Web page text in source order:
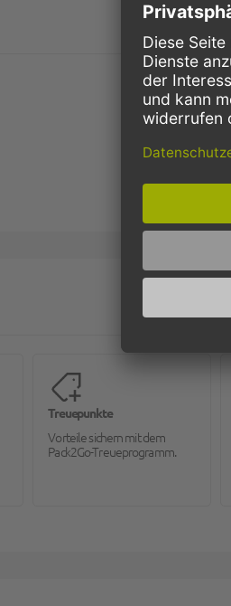
Treuepunkte
Vorteile sichern mit dem
Pack2Go-Treueprogramm.